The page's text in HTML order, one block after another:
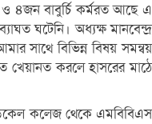
৪জন বাবুর্চি কর্মরত আছে এ
ঘটেনি। অধ্যক্ষ মানবেন্দ্র
সাথে বিভিন্ন বিষয় সমন্বয়
করলে হাসরের মাঠে
কলেজ থেকে এমবিবিএস